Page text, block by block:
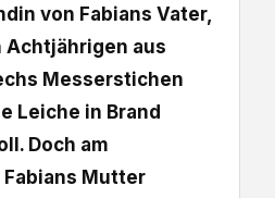
von Fabians Vater,
Achtjährigen aus
Messerstichen
Leiche in Brand
Doch am
Mutter